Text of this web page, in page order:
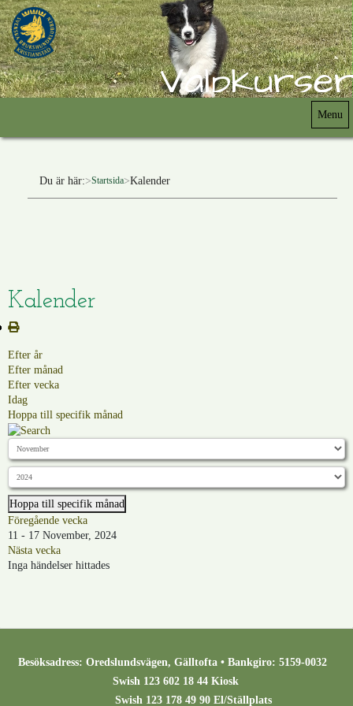
Valpkurser
Menu
Du är här: Startsida Kalender
Kalender
Efter år
Efter månad
Efter vecka
Idag
Hoppa till specifik månad
Hoppa till specifik månad
Föregående vecka
11 - 17 November, 2024
Nästa vecka
Inga händelser hittades
Besöksadress: Oredslundsvägen, Gälltofta • Bankgiro: 5159-0032
Swish 123 602 18 44 Kiosk
Swish 123 178 49 90 El/Ställplats